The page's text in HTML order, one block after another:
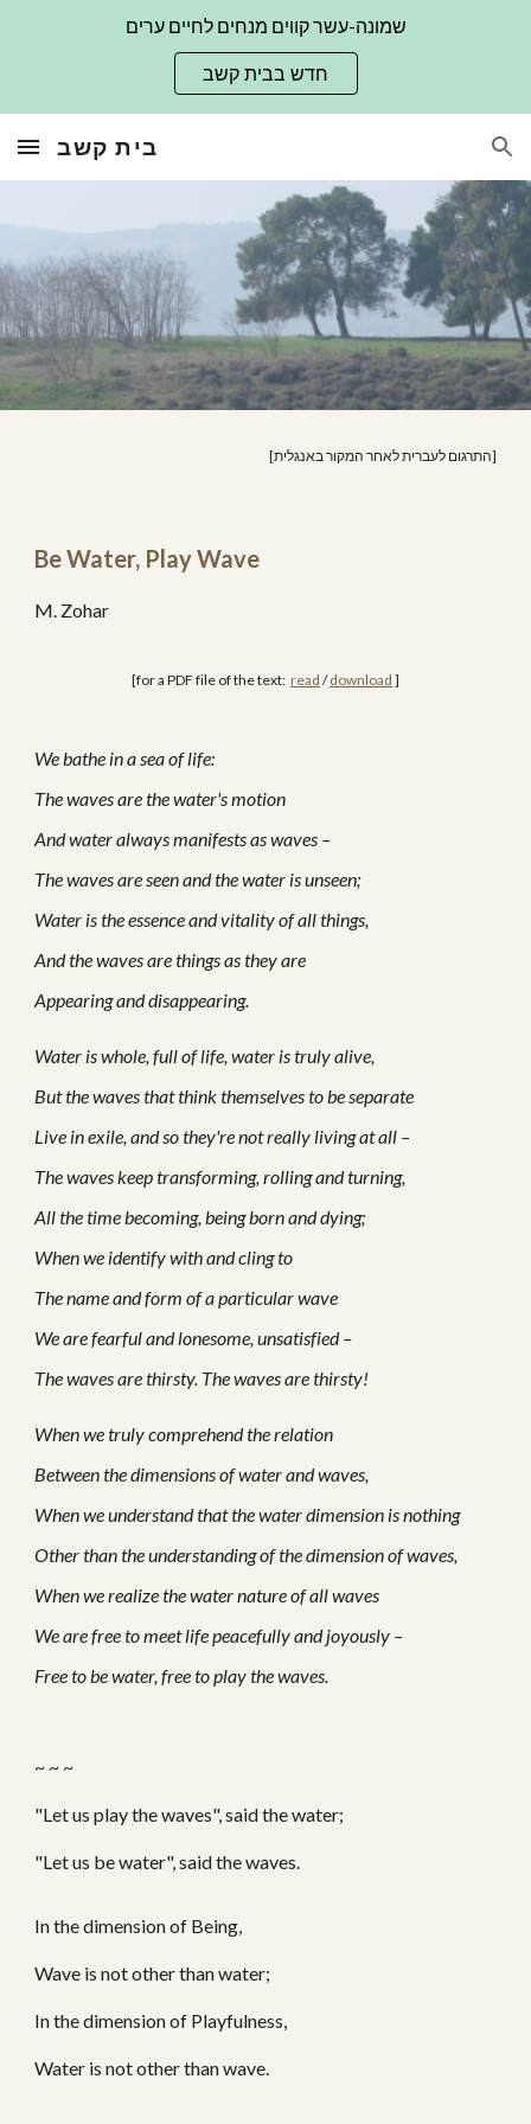
שמונה-עשר קווים מנחים לחיים ערים
חדש בבית קשב
בית קשב
[התרגום לעברית לאחר המקור באנגלית]
Be Water, Play Wave
M. Zohar
[for a PDF file of the text: read / download ]
We bathe in a sea of life:
The waves are the water's motion
And water always manifests as waves –
The waves are seen and the water is unseen;
Water is the essence and vitality of all things,
And the waves are things as they are
Appearing and disappearing.
Water is whole, full of life, water is truly alive,
But the waves that think themselves to be separate
Live in exile, and so they're not really living at all –
The waves keep transforming, rolling and turning,
All the time becoming, being born and dying;
When we identify with and cling to
The name and form of a particular wave
We are fearful and lonesome, unsatisfied –
The waves are thirsty. The waves are thirsty!
When we truly comprehend the relation
Between the dimensions of water and waves,
When we understand that the water dimension is nothing
Other than the understanding of the dimension of waves,
When we realize the water nature of all waves
We are free to meet life peacefully and joyously –
Free to be water, free to play the waves.
~ ~ ~
"Let us play the waves", said the water;
"Let us be water", said the waves.
In the dimension of Being,
Wave is not other than water;
In the dimension of Playfulness,
Water is not other than wave.